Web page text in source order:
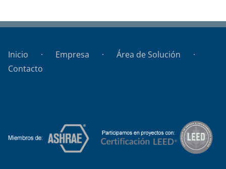
Inicio Empresa
Área de Solución
Contacto